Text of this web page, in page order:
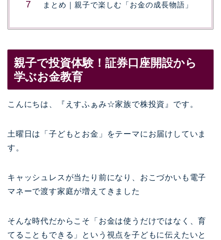
まとめ｜親子で楽しむ「お金の成長物語」
親子で投資体験！証券口座開設から
学ぶお金教育
こんにちは、『えすふぁみ☆家族で株投資』です。
土曜日は「子どもとお金」をテーマにお届けしていま
す。
キャッシュレスが当たり前になり、おこづかいも電子
マネーで渡す家庭が増えてきました
そんな時代だからこそ「お金は使うだけではなく、育
てることもできる」という視点を子どもに伝えたいと